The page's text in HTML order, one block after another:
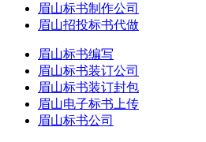
眉山标书制作公司
眉山招投标书代做
眉山标书编写
眉山标书装订公司
眉山标书装订封包
眉山电子标书上传
眉山标书公司